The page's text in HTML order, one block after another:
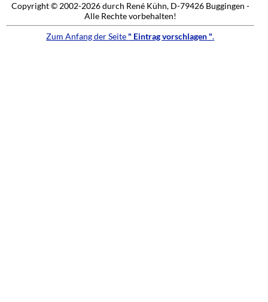
Copyright © 2002-2026 durch René Kühn, D-79426 Buggingen -
Alle Rechte vorbehalten!
Zum Anfang der Seite " Eintrag vorschlagen ".